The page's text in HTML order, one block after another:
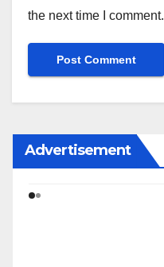
the next time I comment.
Advertisement